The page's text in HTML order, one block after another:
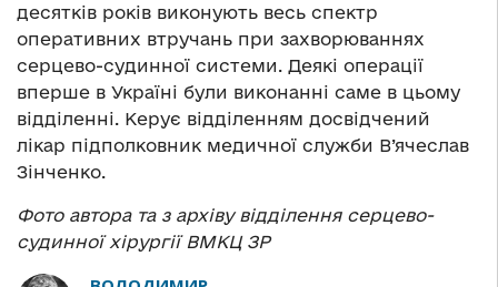
десятків років виконують весь спектр
оперативних втручань при захворюваннях
серцево-судинної системи. Деякі операції
вперше в Україні були виконанні саме в цьому
відділенні. Керує відділенням досвідчений
лікар підполковник медичної служби В’ячеслав
Зінченко.
Фото автора та з архіву відділення серцево-
судинної хірургії ВМКЦ ЗР